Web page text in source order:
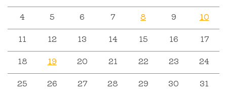
いままで乳がんに罹患したことのない方が、乳がん
がどんなふうに硬く、しこって触るのか、知るはず
はありません。だからわからなくて当然です。がん
を探しに行くからわからないのです。
たとえ同じくらいの年齢の友達がだれも検診してい
なくても、あなたは気を付けてきちんと受けなさ
い。そう言うのですか？ どちらですか？
きっと後者ですよね。
そこで娘さんはおそらく聞くでしょう。検診受け
確固とした治療の標的を持たないことがその名前の
由来であったトリプルネガティブ乳がんですが、少
なくとも2割弱の方では、HBOCの検査を受けられ
ることによって、治療の 標的
が見つかる、というこ
とがわかります。HBOCにおけるBRCAの遺伝子バ
4 5 6 7 8 9
10
11
12 13 14 15 16
17
18
19 20 21 22 23
24
25
26 27 28 29 30 31